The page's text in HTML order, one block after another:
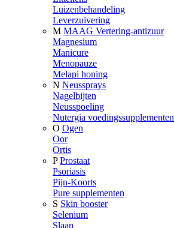
Luizenbehandeling
Leverzuivering
M MAAG Vertering-antizuur
Magnesium
Manicure
Menopauze
Melapi honing
N Neussprays
Nagelbijten
Neusspoeling
Nutergia voedingssupplementen
O Ogen
Oor
Ortis
P Prostaat
Psoriasis
Pijn-Koorts
Pure supplementen
S Skin booster
Selenium
Slaap